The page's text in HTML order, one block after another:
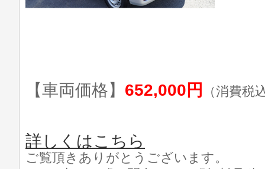
【車両価格】 652,000円 （消費税
詳しくはこちら
ご覧頂きありがとうございます。